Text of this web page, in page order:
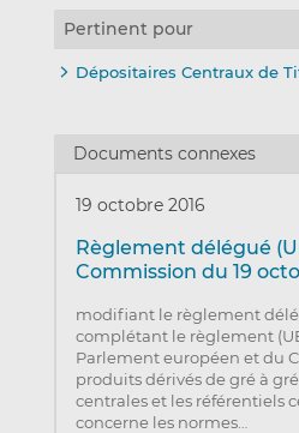
Pertinent pour
Dépositaires Centraux de
Documents connexes
19 octobre 2016
Règlement délégué
Commission du 19
modifiant le règlement
complétant le règlement
Parlement européen et du
produits dérivés de gré à
centrales et les référentiels
concerne les normes…